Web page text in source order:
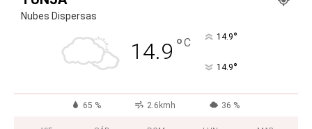
Nubes Dispersas
14.9 °C 14.9°
14.9°
65 % 2.6kmh 36 %